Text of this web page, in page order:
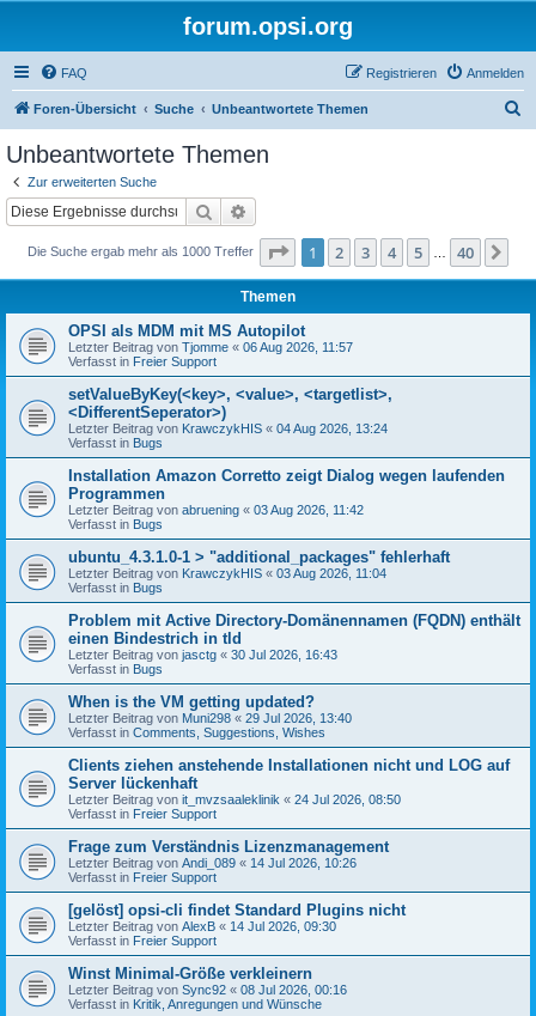
forum.opsi.org
FAQ Anmelden
Registrieren
Foren-Übersicht Suche Unbeantwortete Themen
Unbeantwortete Themen
Zur erweiterten Suche
Suche
Die Suche ergab mehr als 1000 Treffer Seite 1von 40
1 2 3 4 5 40
Themen
OPSI als MDM mit MS Autopilot
Letzter Beitrag von Tjomme « 06 Aug 2026, 11:57
Verfasst in Freier Support
setValueByKey(<key>, <value>, <targetlist>,
<DifferentSeperator>)
Letzter Beitrag von KrawczykHIS « 04 Aug 2026, 13:24
Verfasst in Bugs
Installation Amazon Corretto zeigt Dialog wegen laufenden
Programmen
Letzter Beitrag von abruening « 03 Aug 2026, 11:42
Verfasst in Bugs
ubuntu_4.3.1.0-1 > "additional_packages" fehlerhaft
Letzter Beitrag von KrawczykHIS « 03 Aug 2026, 11:04
Verfasst in Bugs
Problem mit Active Directory-Domänennamen (FQDN) enthält
einen Bindestrich in tld
Letzter Beitrag von jasctg « 30 Jul 2026, 16:43
Verfasst in Bugs
When is the VM getting updated?
Letzter Beitrag von Muni298 « 29 Jul 2026, 13:40
Verfasst in Comments, Suggestions, Wishes
Clients ziehen anstehende Installationen nicht und LOG auf
Server lückenhaft
Letzter Beitrag von it_mvzsaaleklinik « 24 Jul 2026, 08:50
Verfasst in Freier Support
Frage zum Verständnis Lizenzmanagement
Letzter Beitrag von Andi_089 « 14 Jul 2026, 10:26
Verfasst in Freier Support
[gelöst] opsi-cli findet Standard Plugins nicht
Letzter Beitrag von AlexB « 14 Jul 2026, 09:30
Verfasst in Freier Support
Winst Minimal-Größe verkleinern
Letzter Beitrag von Sync92 « 08 Jul 2026, 00:16
Verfasst in Kritik, Anregungen und Wünsche